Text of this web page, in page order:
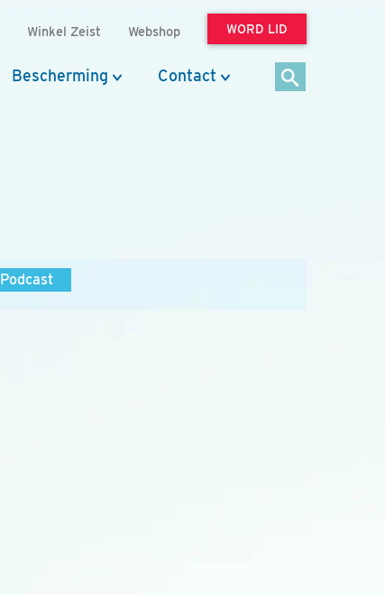
Winkel Zeist Webshop WORD LID
Bescherming Contact
Podcast